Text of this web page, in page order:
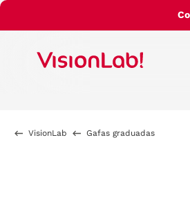
VisionLab Gafas graduadas